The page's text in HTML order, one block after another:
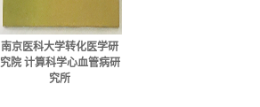
南京医科大学转化医学研
究院 计算科学心血管病研
究所